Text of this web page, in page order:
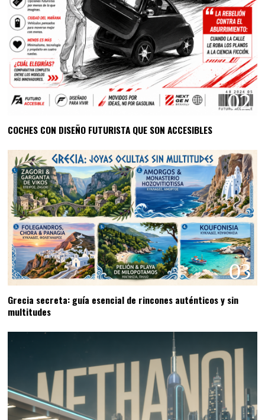
02
COCHES CON DISEÑO FUTURISTA QUE SON ACCESIBLES
03
Grecia secreta: guía esencial de rincones auténticos y sin
multitudes